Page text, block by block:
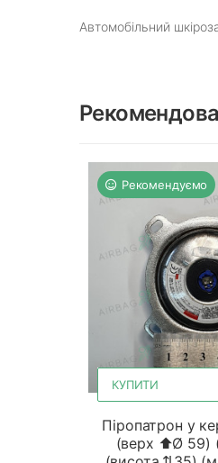
Автомобільний
Рекомендуємо
КУПИТИ
Піропатрон у
(верх ⬆Ø 59)